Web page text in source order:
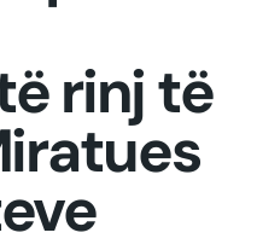
rinj të